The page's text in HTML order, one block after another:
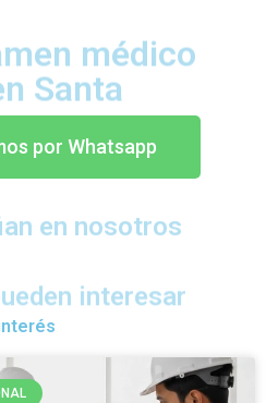
médico
Santa
por Whatsapp
en nosotros
interesar